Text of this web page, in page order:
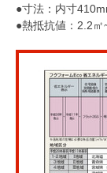
●寸法：内寸
●熱抵抗値：2.2㎡